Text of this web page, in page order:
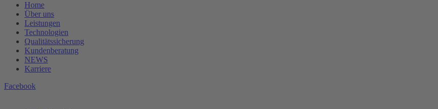
Home
Über uns
Leistungen
Technologien
Qualitätssicherung
Kundenberatung
NEWS
Karriere
Facebook